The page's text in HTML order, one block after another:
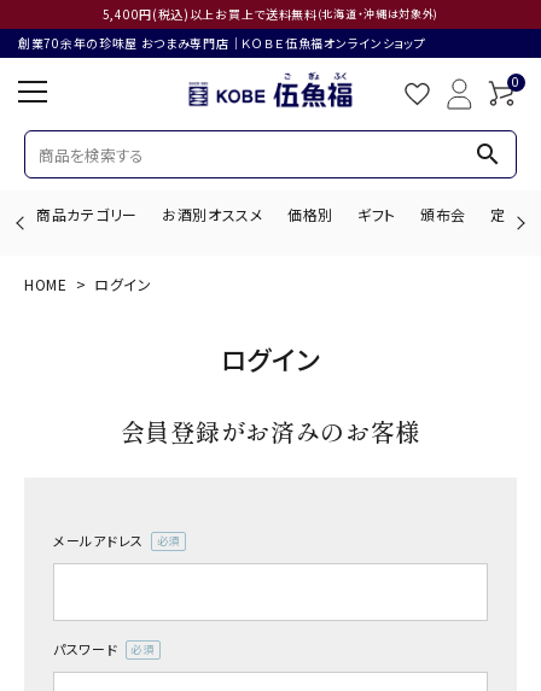
5,400円(税込)以上お買上で送料無料(北海道・沖縄は対象外)
創業70余年の珍味屋 おつまみ専門店│ＫＯＢＥ伍魚福オンラインショップ
0
search
商品カテゴリー お酒別オススメ 価格別 ギフト 頒布会 定期購
ようこそ ゲスト 様
商品カテゴリー
お酒別オススメ
HOME ログイン
ログイン
会員登録がお済みのお客様
メールアドレス
(必
パスワード
(必